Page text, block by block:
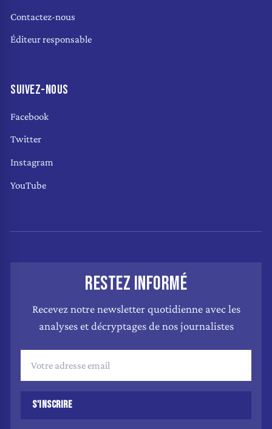
Contactez-nous
Éditeur responsable
SUIVEZ-NOUS
Facebook
Twitter
Instagram
YouTube
RESTEZ INFORMÉ
Recevez notre newsletter quotidienne avec les
analyses et décryptages de nos journalistes
S'INSCRIRE